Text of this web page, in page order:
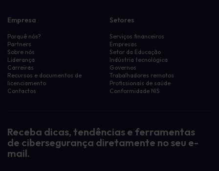
Empresa
Porquê nós?
Partners
Sobre nós
Liderança
Carreiras
Recursos e documentos de
licenciamento
Contactos
Setores
Serviços financeiros
Empresas
Setor da Educação
Indústria tecnológica
Governos
Trabalhadores remotos
Profissionais de saúde
Conformidade NIS
Receba dicas, tendências e ferramentas
de cibersegurança diretamente no seu e-
mail.